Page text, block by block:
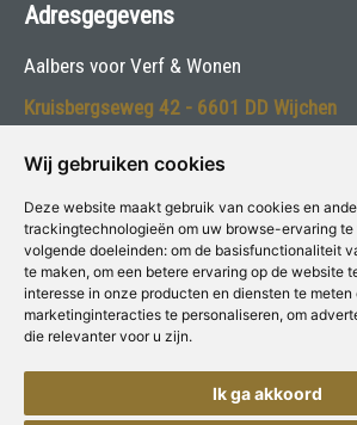
Wij gebruiken cookies
Deze website maakt gebruik van cookies en
trackingtechnologieën om uw browse-ervaring
volgende doeleinden: om de basisfunctionaliteit
te maken, om een betere ervaring op de website
interesse in onze producten en diensten te meten
marketinginteracties te personaliseren, om
die relevanter voor u zijn.
Ik ga akkoord
Adresgegevens
Aalbers voor Verf & Wonen
Kruisbergseweg 42 - 6601 DD Wijchen
Volg ons:
Voor Verf & Wonen